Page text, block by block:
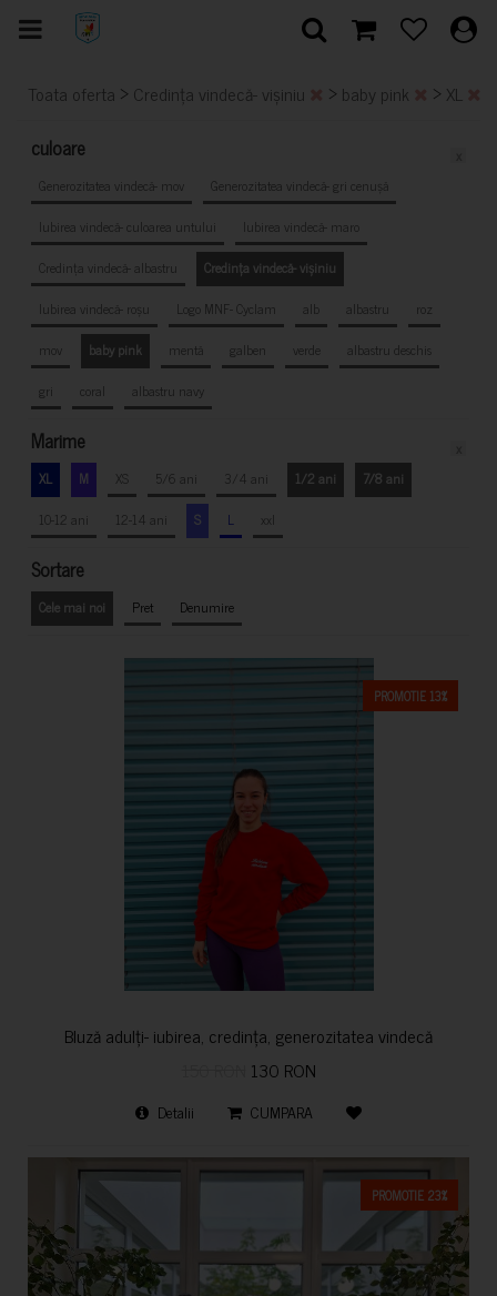
Toata oferta > Credința vindecă- vișiniu > baby pink > XL
culoare
Generozitatea vindecă- mov
Generozitatea vindecă- gri cenușă
Iubirea vindecă- culoarea untului
Iubirea vindecă- maro
Credința vindecă- albastru
Credința vindecă- vișiniu
Iubirea vindecă- roșu
Logo MNF- Cyclam alb albastru
roz
mov
baby pink mentă galben verde
albastru deschis
gri
coral albastru navy
Marime
XL M XS 5/6 ani 3/4 ani 1/2 ani
7/8 ani
10-12 ani
12-14 ani S L xxl
Sortare
Cele mai noi Pret Denumire
PROMOTIE 13%
Bluză adulți- iubirea, credința, generozitatea vindecă
130 RON
Detalii CUMPARA
PROMOTIE 23%